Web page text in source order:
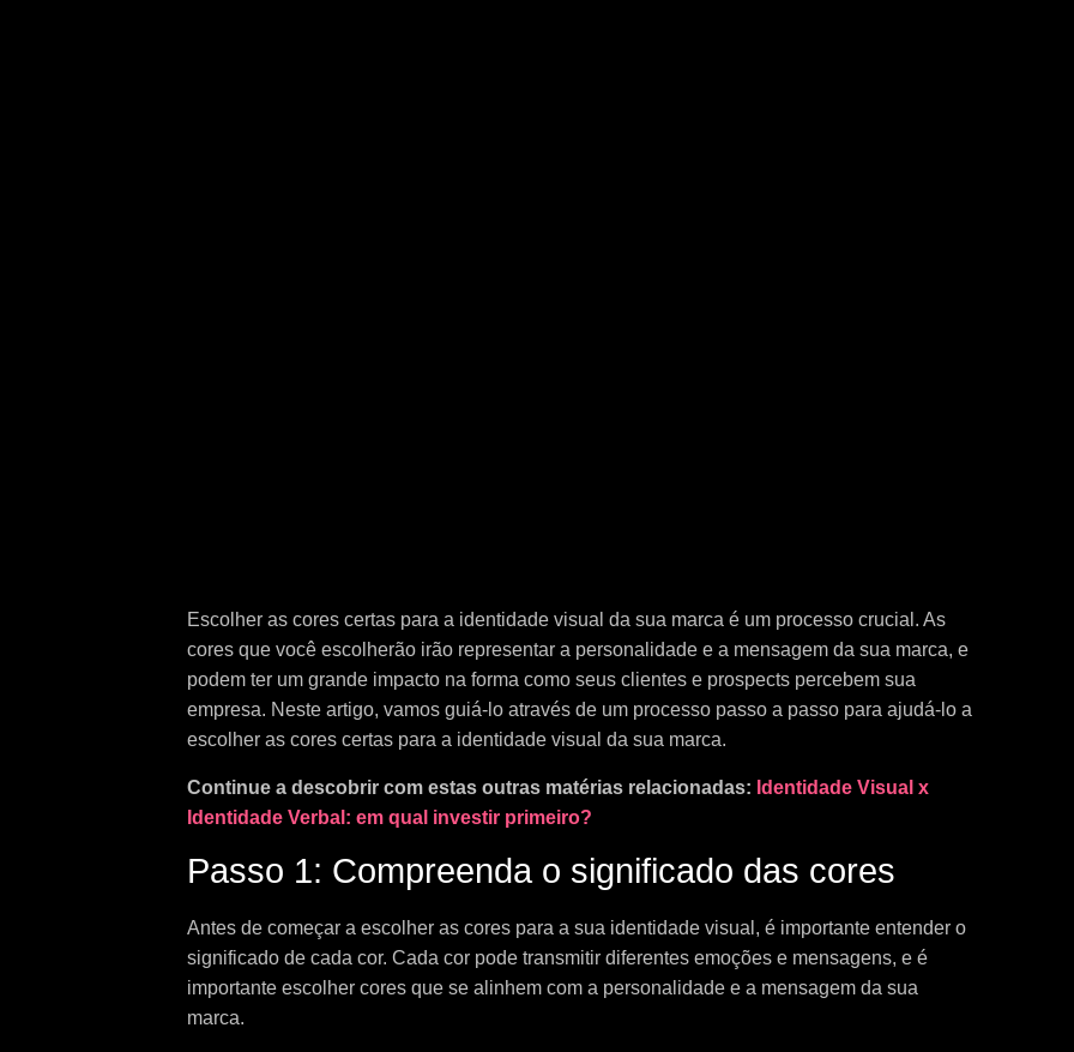
Escolher as cores certas para a identidade visual da sua marca é um processo crucial. As
cores que você escolherão irão representar a personalidade e a mensagem da sua marca, e
podem ter um grande impacto na forma como seus clientes e prospects percebem sua
empresa. Neste artigo, vamos guiá-lo através de um processo passo a passo para ajudá-lo a
escolher as cores certas para a identidade visual da sua marca.
Continue a descobrir com estas outras matérias relacionadas: Identidade Visual x
Identidade Verbal: em qual investir primeiro?
Passo 1: Compreenda o significado das cores
Antes de começar a escolher as cores para a sua identidade visual, é importante entender o
significado de cada cor. Cada cor pode transmitir diferentes emoções e mensagens, e é
importante escolher cores que se alinhem com a personalidade e a mensagem da sua
marca.